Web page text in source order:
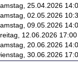
25.04.2026
02.05.2026
09.05.2026
12.06.2026 17:00
20.06.2026
30.06.2026